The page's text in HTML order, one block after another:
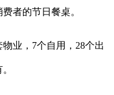
者的节日餐桌。
业，7个自用，28个出